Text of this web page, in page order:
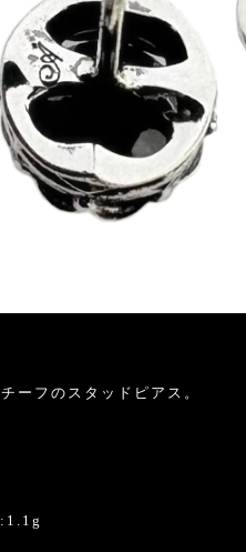
ーフのスタッドピアス。